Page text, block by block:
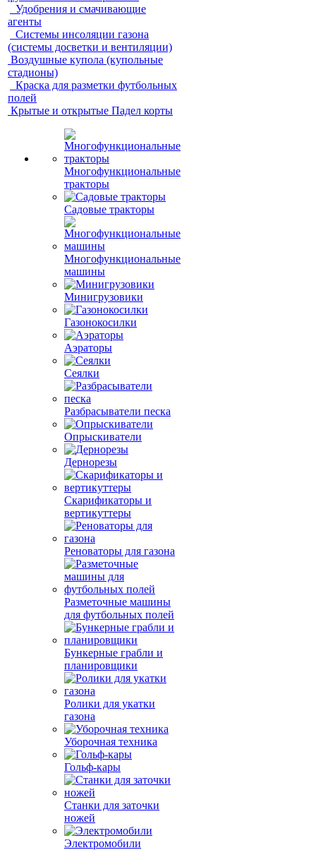
Удобрения и смачивающие
агенты
Системы инсоляции газона
(системы досветки и вентиляции)
Воздушные купола (купольные
стадионы)
Краска для разметки футбольных
полей
Крытые и открытые Падел корты
Многофункциональные
тракторы
Садовые тракторы
Многофункциональные
машины
Минигрузовики
Газонокосилки
Аэраторы
Сеялки
Разбрасыватели песка
Опрыскиватели
Дернорезы
Скарификаторы и
вертикуттеры
Реноваторы для газона
Разметочные машины
для футбольных полей
Бункерные грабли и
планировщики
Ролики для укатки
газона
Уборочная техника
Гольф-кары
Станки для заточки
ножей
Электромобили